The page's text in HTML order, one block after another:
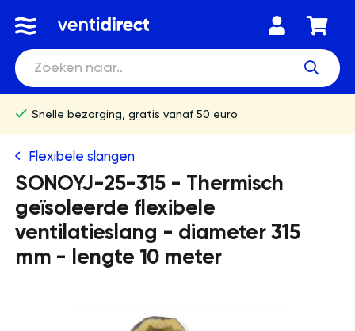
Snelle bezorging, gratis vanaf 50 euro
Flexibele slangen
SONOYJ-25-315 - Thermisch
geïsoleerde flexibele
ventilatieslang - diameter 315
mm - lengte 10 meter